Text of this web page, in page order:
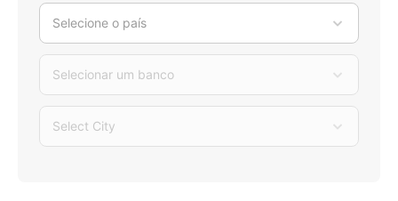
Selecione o país
Selecionar um banco
Select City